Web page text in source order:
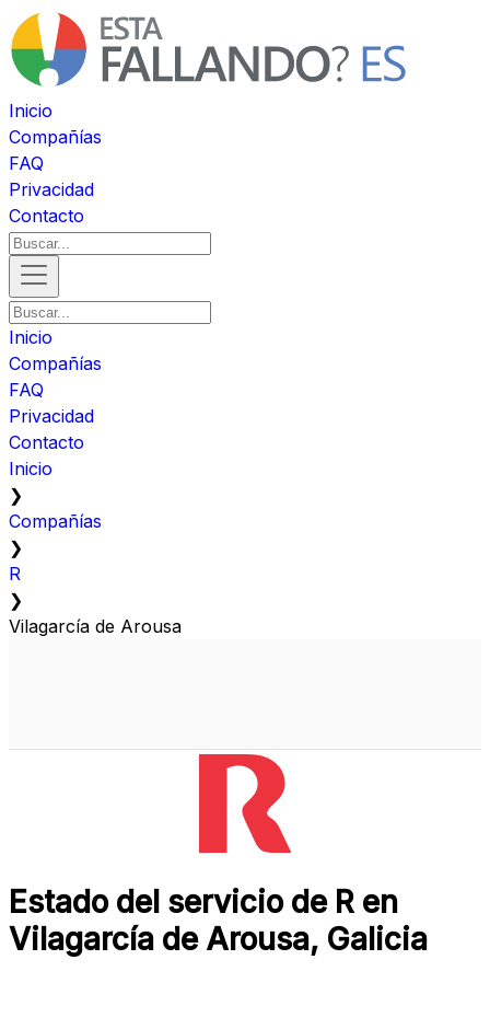
Inicio
Compañías
FAQ
Privacidad
Contacto
Inicio
Compañías
FAQ
Privacidad
Contacto
Inicio
❯
Compañías
❯
R
❯
Vilagarcía de Arousa
Estado del servicio de R en
Vilagarcía de Arousa, Galicia